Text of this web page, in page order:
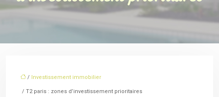
/ Investissement immobilier
/ T2 paris : zones d’investissement prioritaires